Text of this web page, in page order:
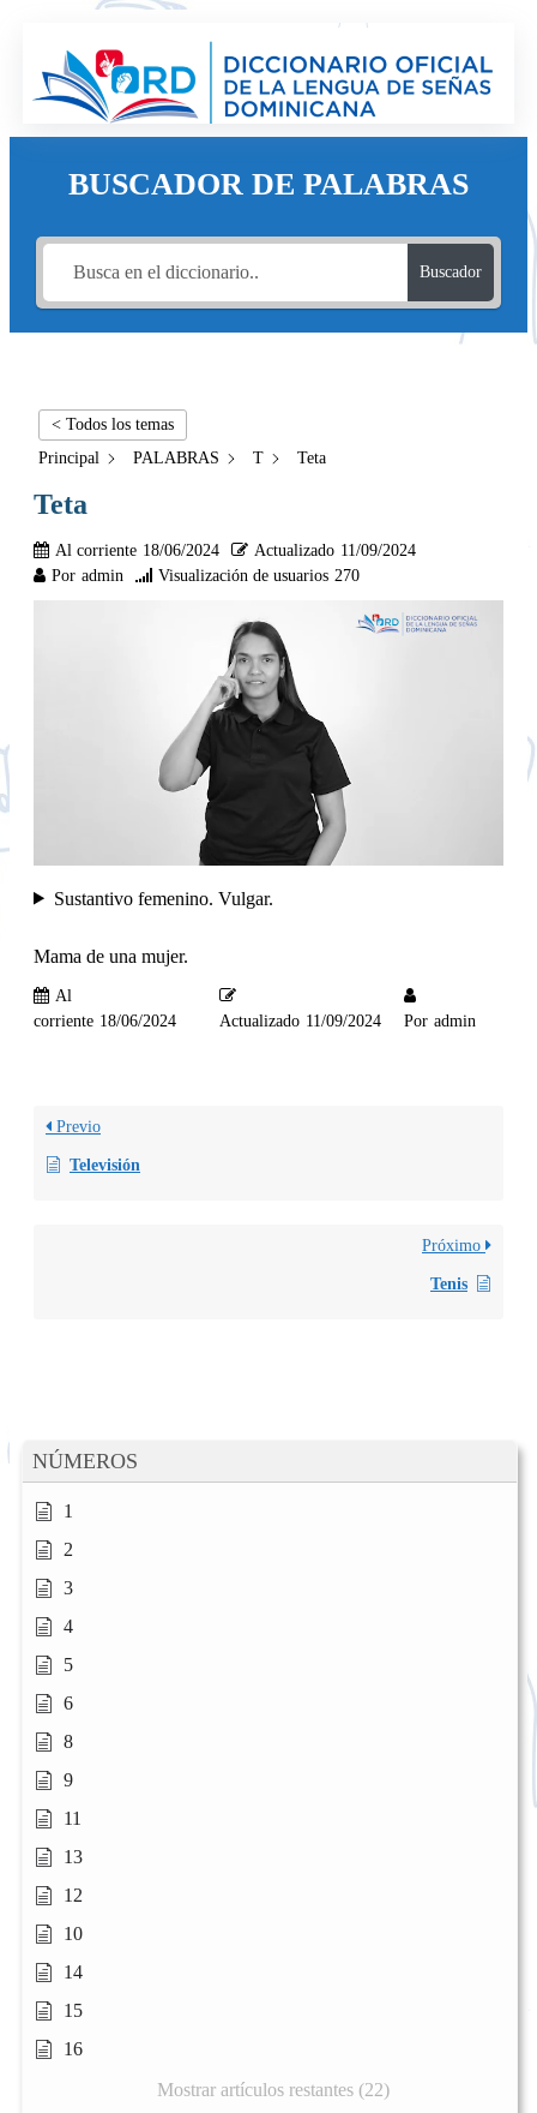
BUSCADOR DE PALABRAS
Buscador
NÚMEROS
1
2
3
4
5
6
8
9
11
13
12
10
14
15
16
Mostrar artículos restantes (22)
< Todos los temas
Principal
PALABRAS T Teta
Teta
Al corriente 18/06/2024 Actualizado 11/09/2024
Por admin Visualización de usuarios 270
Sustantivo femenino. Vulgar.
Mama de una mujer.
Al
corriente 18/06/2024 Actualizado 11/09/2024 Por admin
Previo
Televisión
Próximo
Tenis